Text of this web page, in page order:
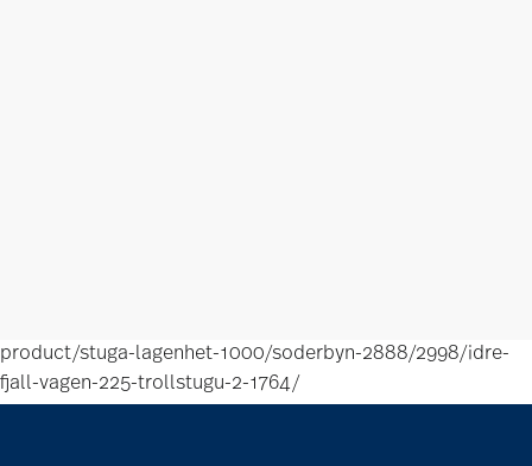
product/stuga-lagenhet-1000/soderbyn-2888/2998/idre-
fjall-vagen-225-trollstugu-2-1764/